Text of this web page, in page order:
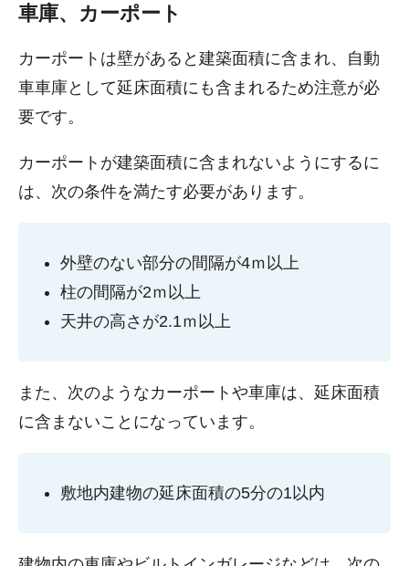
車庫、カーポート
カーポートは壁があると建築面積に含まれ、自動
車車庫として延床面積にも含まれるため注意が必
要です。
カーポートが建築面積に含まれないようにするに
は、次の条件を満たす必要があります。
外壁のない部分の間隔が4ｍ以上
柱の間隔が2ｍ以上
天井の高さが2.1ｍ以上
また、次のようなカーポートや車庫は、延床面積
に含まないことになっています。
敷地内建物の延床面積の5分の1以内